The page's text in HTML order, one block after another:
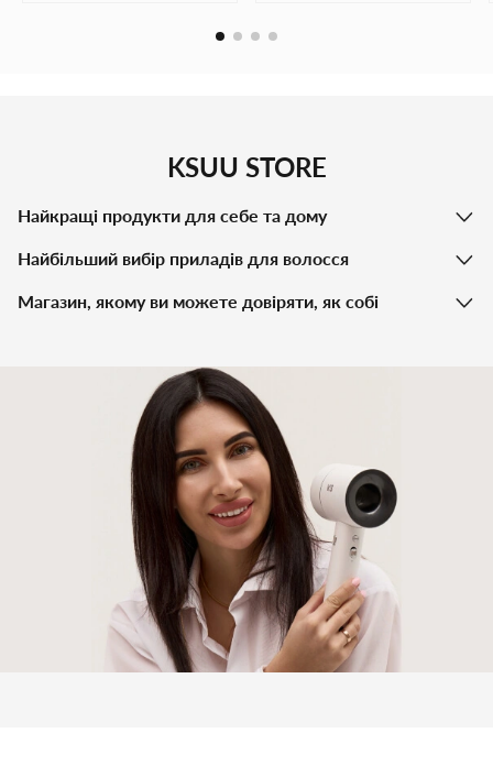
KSUU STORE
Найкращі продукти для себе та дому
Найбільший вибір приладів для волосся
Магазин, якому ви можете довіряти, як собі